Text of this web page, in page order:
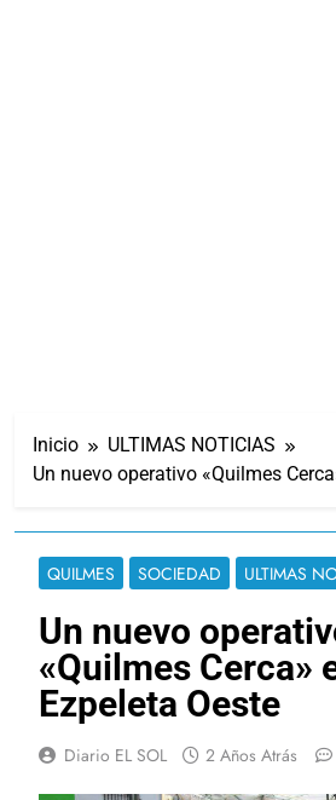
Inicio
ULTIMAS NOTICIAS
Un nuevo operativo «Quilmes
QUILMES SOCIEDAD ULTIMAS
Un nuevo
«Quilmes Cerca»
Ezpeleta Oeste
Diario EL SOL 2 Años Atrás